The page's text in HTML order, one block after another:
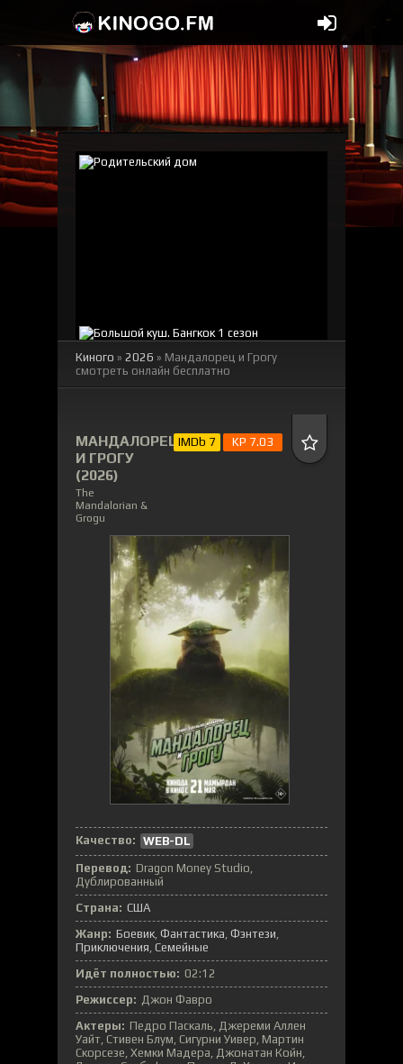
Киного » 2026 » Мандалорец и Грогу
смотреть онлайн бесплатно
МАНДАЛОРЕЦ
И ГРОГУ
(2026)
The
Mandalorian &
Grogu
IMDb 7 KP 7.03
Качество: WEB-DL
Перевод: Dragon Money Studio,
Дублированный
Страна: США
Жанр: Боевик, Фантастика, Фэнтези,
Приключения, Семейные
Идёт полностью: 02:12
Режиссер: Джон Фавро
Актеры: Педро Паскаль, Джереми Аллен
Уайт, Стивен Блум, Сигурни Уивер, Мартин
Скорсезе, Хемки Мадера, Джонатан Койн,